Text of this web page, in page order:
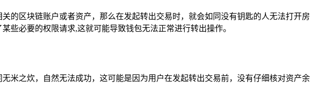
的区块链账户或者资产，那么在发起转出交易时，就会如同没有钥匙的人无法打开房
些必要的权限请求,这就可能导致钱包无法正常进行转出操作。
米之炊，自然无法成功，这可能是因为用户在发起转出交易前，没有仔细核对资产余